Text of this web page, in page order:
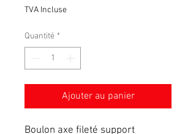
TVA Incluse
Quantité *
Ajouter au panier
Boulon axe fileté support